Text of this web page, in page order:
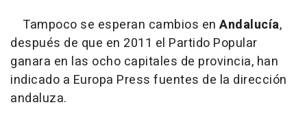
Tampoco se esperan cambios en Andalucía,
después de que en 2011 el Partido Popular
ganara en las ocho capitales de provincia, han
indicado a Europa Press fuentes de la dirección
andaluza.